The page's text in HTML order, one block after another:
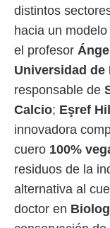
distintos
hacia un
el profesor
Universidad de
responsable de
Calcio; Eşref
innovadora
cuero 100%
residuos de la
alternativa al
doctor en